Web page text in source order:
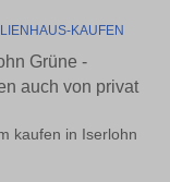
KAUFEN
Grüne -
auch von privat
kaufen in Iserlohn